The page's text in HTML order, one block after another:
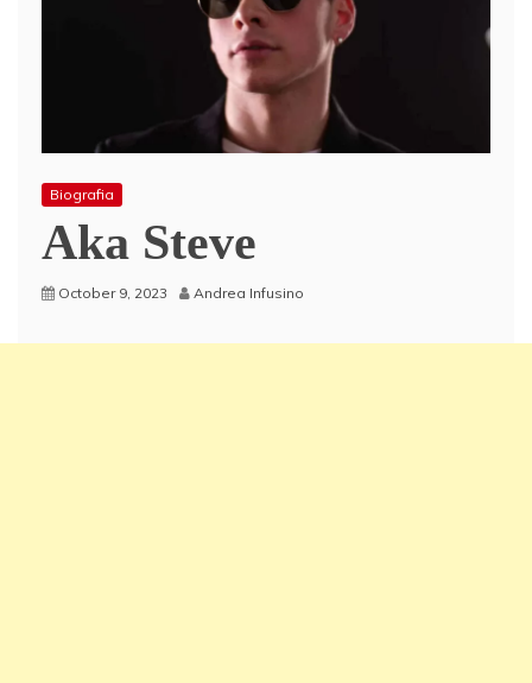
Biografia
Aka Steve
October 9, 2023 Andrea Infusino